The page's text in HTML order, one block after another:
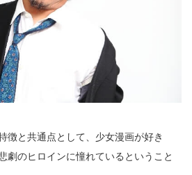
徴と共通点として、少女漫画が好き
劇のヒロインに憧れているということ